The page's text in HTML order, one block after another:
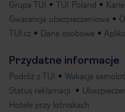
Grupa TUI TUI Poland
Gwarancja ubezpieczeniowa
TUI.cz
Dane osobowe
Przydatne informacje
Podróż z TUI Wakacje
Status reklamacji
Hotele przy lotniskach